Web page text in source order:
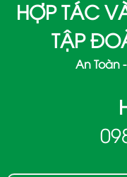
HỢP TÁC
TẬP
An Toàn